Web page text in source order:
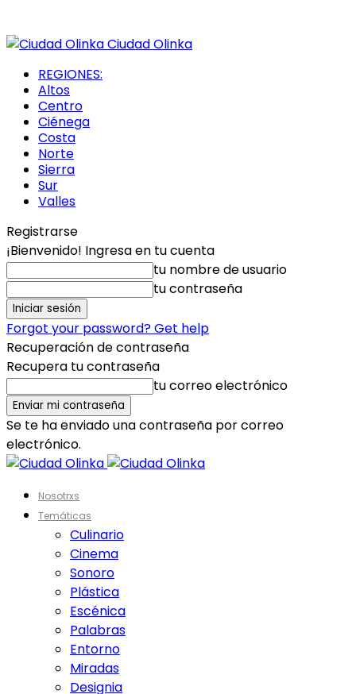
Ciudad Olinka
REGIONES:
Altos
Centro
Ciénega
Costa
Norte
Sierra
Sur
Valles
Registrarse
¡Bienvenido! Ingresa en tu cuenta
tu nombre de usuario
tu contraseña
Forgot your password? Get help
Recuperación de contraseña
Recupera tu contraseña
tu correo electrónico
Se te ha enviado una contraseña por correo
electrónico.
Nosotrxs
Temáticas
Culinario
Cinema
Sonoro
Plástica
Escénica
Palabras
Entorno
Miradas
Designia